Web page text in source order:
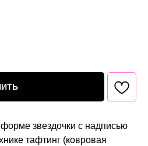
звездочки с надписью
тафтинг (ковровая